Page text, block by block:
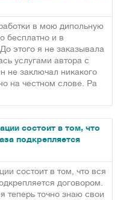
в мою дипольную
бесплатно и в
этого я не заказывала
услугами автора с
не заключал никакого
на честном слове. Ра
состоит в том, что
подкрепляется
состоит в том, что вся
договором.
теперь точно знаю свои